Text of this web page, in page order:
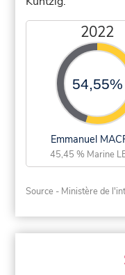
2022
54,55%
Emmanuel
45,45 % Marine
Source - Ministère de